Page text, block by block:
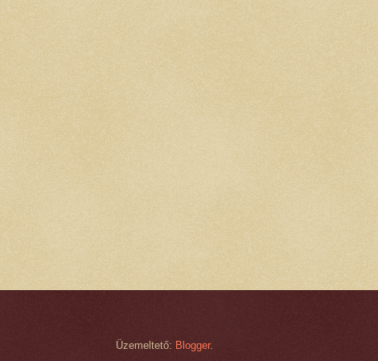
Üzemeltető: Blogger.